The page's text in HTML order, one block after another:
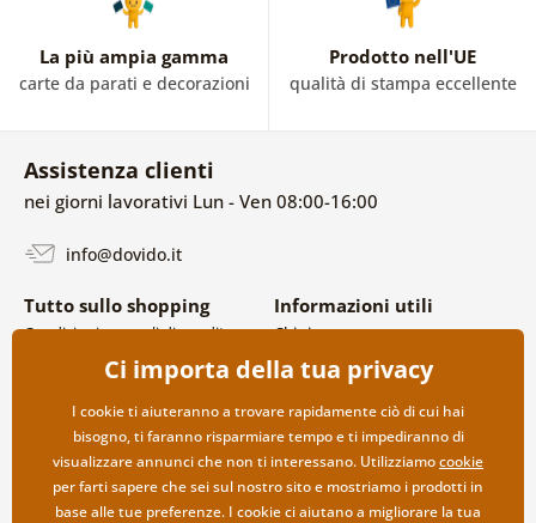
La più ampia gamma
carte da parati e decorazioni
Prodotto nell'UE
qualità di stampa eccellente
Assistenza clienti
nei giorni lavorativi Lun - Ven 08:00-16:00
info@dovido.it
Tutto sullo shopping
Condizioni generali di vendita e
Politica sulla privacy
Opzioni di spedizione e
pagamento
Reso della merce
Informazioni utili
Chi siamo
FAQ
Contatti
Collaborazione all’ingrosso
Ci importa della tua privacy
I cookie ti aiuteranno a trovare rapidamente ciò di cui hai
bisogno, ti faranno risparmiare tempo e ti impediranno di
visualizzare annunci che non ti interessano. Utilizziamocookie
per farti sapere che sei sul nostro sito e mostriamo i prodotti in
base alle tue preferenze. I cookie ci aiutano a migliorare la tua